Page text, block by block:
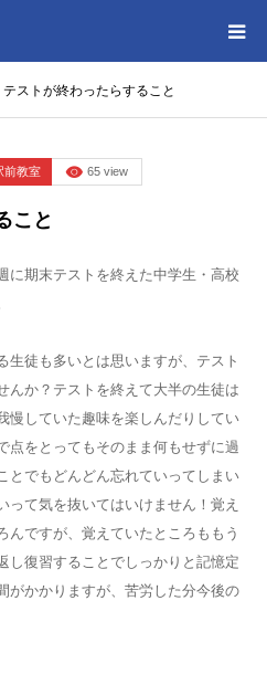
テストが終わったらすること
前教室 65 view
こと
に期末テストを終えた中学生・高校
生徒も多いとは思いますが、テスト
んか？テストを終えて大半の生徒は
慢していた趣味を楽しんだりしてい
点をとってもそのまま何もせずに過
とでもどんどん忘れていってしまい
って気を抜いてはいけません！覚え
んですが、覚えていたところももう
し復習することでしっかりと記憶定
がかかりますが、苦労した分今後の